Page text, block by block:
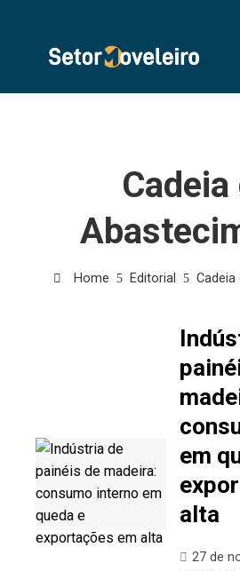
Cadeia
Home Editorial
em
alta
27 de